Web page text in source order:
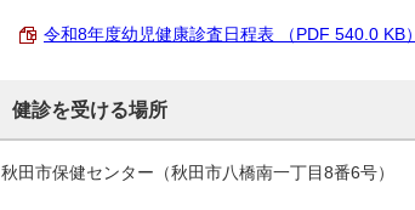
令和8年度幼児健康診査日程表 （PDF 540.0 KB）
健診を受ける場所
秋田市保健センター（秋田市八橋南一丁目8番6号）